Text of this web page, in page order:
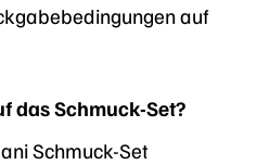
auf
das Schmuck-Set?
Schmuck-Set